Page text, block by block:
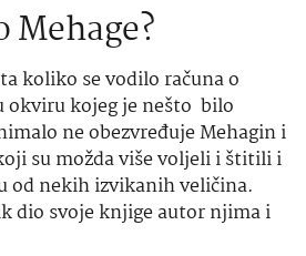
Mehage?
koliko se vodilo računa o
kojeg je nešto bilo
ne obezvređuje Mehagin i
su možda više voljeli i štitili i
od nekih izvikanih veličina.
dio svoje knjige autor njima i